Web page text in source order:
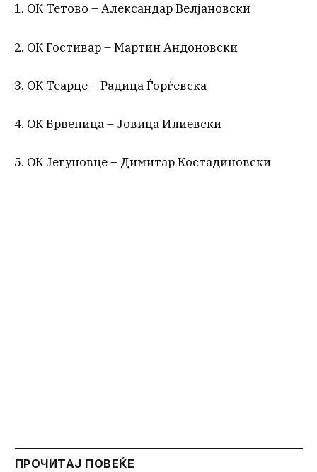
1. ОК Тетово – Александар Велјановски
2. ОК Гостивар – Мартин Андоновски
3. ОК Теарце – Радица Ѓорѓевска
4. ОК Брвеница – Јовица Илиевски
5. ОК Јегуновце – Димитар Костадиновски
ПРОЧИТАЈ ПОВЕЌЕ